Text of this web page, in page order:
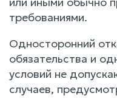
требованиями.
Односторонний
обязательства и
условий не
случаев,